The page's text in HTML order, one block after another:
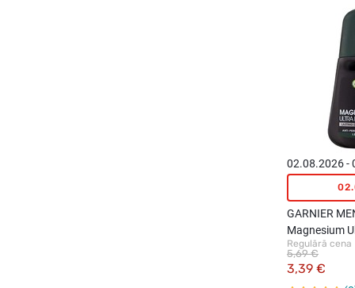
02.08.2026 -
GARNIER
Magnesium
Regulārā cena
3,39 €
5,69 €